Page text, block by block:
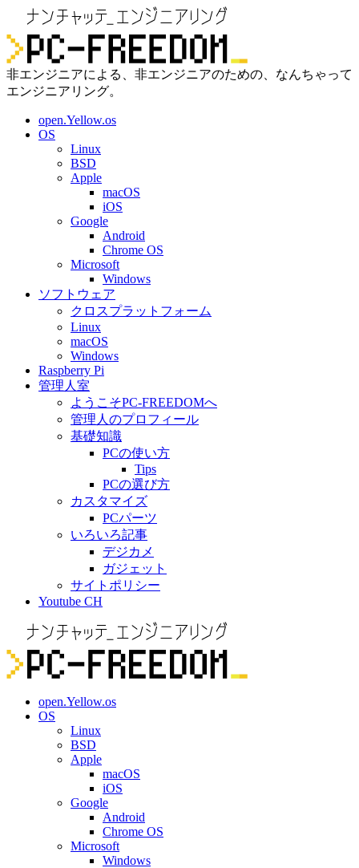
非エンジニアによる、非エンジニアのための、なんちゃって
エンジニアリング。
open.Yellow.os
OS
Linux
BSD
Apple
macOS
iOS
Google
Android
Chrome OS
Microsoft
Windows
ソフトウェア
クロスプラットフォーム
Linux
macOS
Windows
Raspberry Pi
管理人室
ようこそPC-FREEDOMへ
管理人のプロフィール
基礎知識
PCの使い方
Tips
PCの選び方
カスタマイズ
PCパーツ
いろいろ記事
デジカメ
ガジェット
サイトポリシー
Youtube CH
open.Yellow.os
OS
Linux
BSD
Apple
macOS
iOS
Google
Android
Chrome OS
Microsoft
Windows